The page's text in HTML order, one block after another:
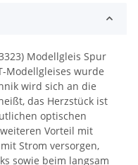
Modellgleis Spur
Modellgleises wurde
wird sich an die
das Herzstück ist
optischen
Vorteil mit
Strom versorgen,
sowie beim langsam